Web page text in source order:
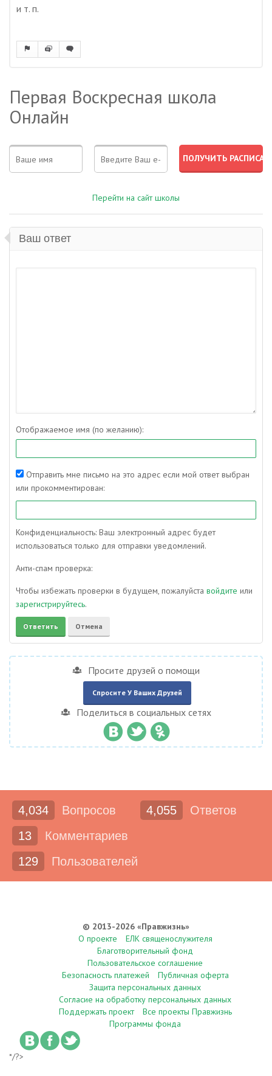
и т. п.
Первая Воскресная школа
Онлайн
Перейти на сайт школы
Ваш ответ
Отображаемое имя (по желанию):
Отправить мне письмо на это адрес если мой ответ выбран
или прокомментирован:
Конфиденциальность: Ваш электронный адрес будет
использоваться только для отправки уведомлений.
Анти-спам проверка:
Чтобы избежать проверки в будущем, пожалуйста войдите или
зарегистрируйтесь.
Просите друзей о помощи
Спросите У Ваших Друзей
Поделиться в социальных сетях
4,034 Вопросов 4,055
Ответов
13
Комментариев
129
Пользователей
© 2013-2026 «Правжизнь»
О проекте
ЕЛК священослужителя
Благотворительный фонд
Пользовательское соглашение
Безопасность платежей
Публичная оферта
Защита персональных данных
Согласие на обработку персональных данных
Поддержать проект
Все проекты Правжизнь
Программы фонда
*/?>